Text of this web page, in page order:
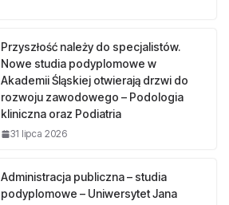
Przyszłość należy do specjalistów.
Nowe studia podyplomowe w
Akademii Śląskiej otwierają drzwi do
rozwoju zawodowego – Podologia
kliniczna oraz Podiatria
31 lipca 2026
Administracja publiczna – studia
podyplomowe – Uniwersytet Jana